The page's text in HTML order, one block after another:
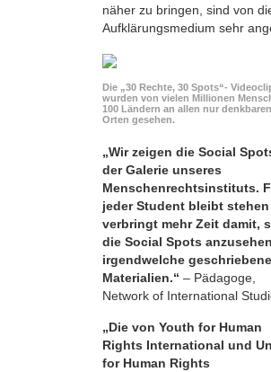
näher zu bringen, sind von
Aufklärungsmedium sehr
Die „30 Rechte, 30 Spots“-
wurden von vielen Millionen
100 Ländern an allen nur denkbaren
Orten gesehen.
„Wir zeigen die Social
der Galerie unseres
Menschenrechtsinstituts.
jeder Student bleibt
verbringt mehr Zeit damit,
die Social Spots
irgendwelche geschriebene
Materialien.“ – Pädagoge,
Network of International
„Die von Youth for Human
Rights International und
for Human Rights